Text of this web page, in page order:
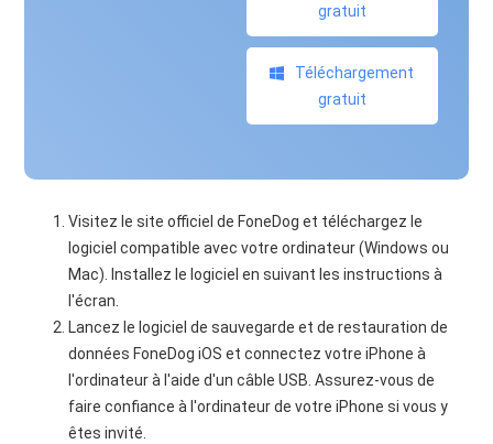
gratuit
Téléchargement
gratuit
Visitez le site officiel de FoneDog et téléchargez le
logiciel compatible avec votre ordinateur (Windows ou
Mac). Installez le logiciel en suivant les instructions à
l'écran.
Lancez le logiciel de sauvegarde et de restauration de
données FoneDog iOS et connectez votre iPhone à
l'ordinateur à l'aide d'un câble USB. Assurez-vous de
faire confiance à l'ordinateur de votre iPhone si vous y
êtes invité.